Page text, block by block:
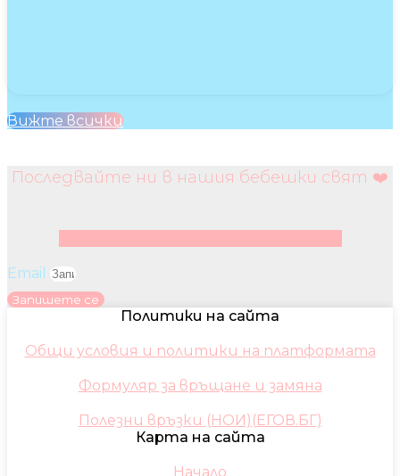
Вижте всички
Последвайте ни в нашия бебешки свят ❤️
Email
Запишете се
Политики на сайта
Общи условия и политики на платформата
Формуляр за връщане и замяна
Полезни връзки (НОИ)(ЕГОВ.БГ)
Карта на сайта
Начало